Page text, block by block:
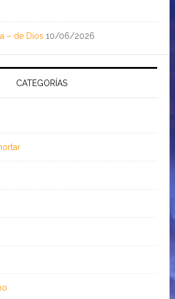
– de Dios 10/06/2026
CATEGORÍAS